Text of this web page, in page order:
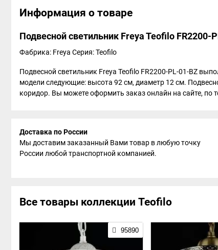
Информация о товаре
Подвесной светильник Freya Teofilo FR2200-
Фабрика: Freya Серия: Teofilo
Подвесной светильник Freya Teofilo FR2200-PL-01-BZ
модели следующие: высота 92 см, диаметр 12 см.
коридор. Вы можете оформить заказ онлайн на сайте, по
Доставка по России
Мы доставим заказанный Вами товар в любую точку
России любой транспортной компанией.
Все товары коллекции Teofilo
95890